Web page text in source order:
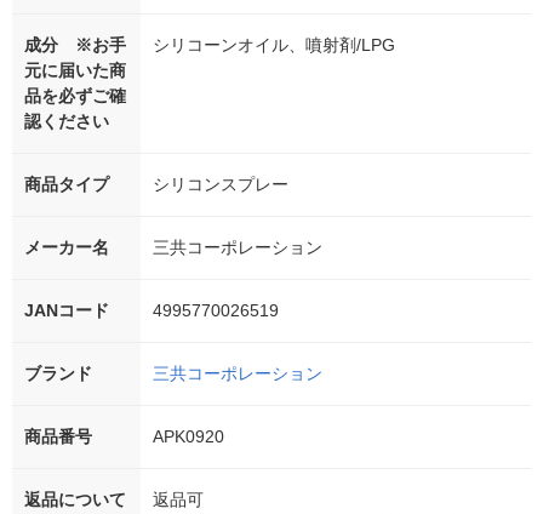
成分 ※お手
元に届いた商
品を必ずご確
認ください
シリコーンオイル、噴射剤/LPG
商品タイプ シリコンスプレー
メーカー名 三共コーポレーション
JANコード 4995770026519
ブランド 三共コーポレーション
商品番号 APK0920
返品について
返品可